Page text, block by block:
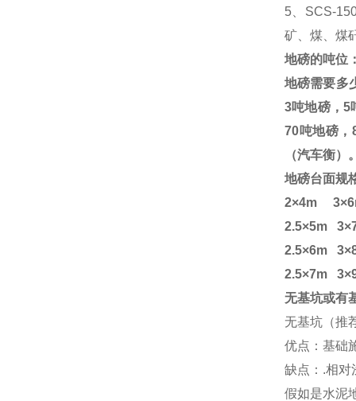
5 、SCS-
矿、煤、煤
地磅的吨位
地磅需要多
3吨地磅， 5
70吨地磅，
（汽车衡
地磅台面规
2×4m
2.5×5m
2.5×6m
2.5×7m
无基坑或有
无基坑（推
优点：基础
缺点： .相对
假如是水泥